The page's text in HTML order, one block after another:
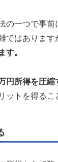
の一つで事前
ではあります
す。
円所得を圧
ットを得るこ